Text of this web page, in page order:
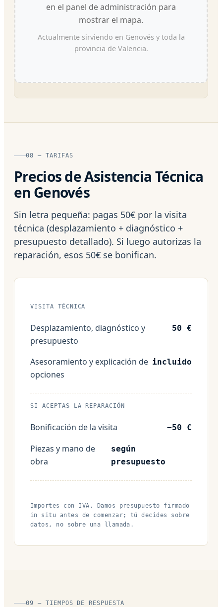
en el panel de administración para
mostrar el mapa.
Actualmente sirviendo en Genovés y toda la
provincia de Valencia.
08 — TARIFAS
Precios de Asistencia Técnica
en Genovés
Sin letra pequeña: pagas 50€ por la visita
técnica (desplazamiento + diagnóstico +
presupuesto detallado). Si luego autorizas la
reparación, esos 50€ se bonifican.
VISITA TÉCNICA
Desplazamiento, diagnóstico y
presupuesto
50 €
Asesoramiento y explicación de
opciones
incluido
SI ACEPTAS LA REPARACIÓN
Bonificación de la visita −50 €
Piezas y mano de
obra
según
presupuesto
Importes con IVA. Damos presupuesto firmado
in situ antes de comenzar; tú decides sobre
datos, no sobre una llamada.
09 — TIEMPOS DE RESPUESTA